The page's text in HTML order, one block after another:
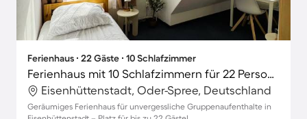
Ferienhaus ∙ 22 Gäste ∙ 10 Schlafzimmer
Ferienhaus mit 10 Schlafzimmern für 22 Personen
Eisenhüttenstadt, Oder-Spree, Deutschland
Geräumiges Ferienhaus für unvergessliche Gruppenaufenthalte in